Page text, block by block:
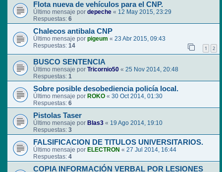
Flota nueva de vehículos para el CNP.
Último mensaje por depeche « 12 May 2015, 23:29
Respuestas: 6
Chalecos antibala CNP
Último mensaje por pigeum « 23 Abr 2015, 09:43
Respuestas: 14 1 2
BUSCO SENTENCIA
Último mensaje por Tricornio50 « 25 Nov 2014, 20:48
Respuestas: 1
Sobre posible desobediencia policía local.
Último mensaje por ROKO « 30 Oct 2014, 01:30
Respuestas: 6
Pistolas Taser
Último mensaje por Blas3 « 19 Ago 2014, 19:10
Respuestas: 3
FALSIFICACION DE TITULOS UNIVERSITARIOS.
Último mensaje por ELECTRON « 27 Jul 2014, 16:44
Respuestas: 4
COPIA INFORMACIÓN VERBAL POR LESIONES